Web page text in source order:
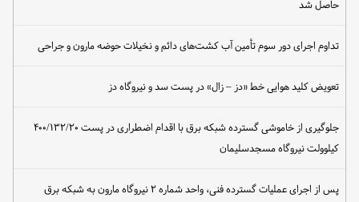
حاصل شد
تداوم اجرای دور سوم تأمین آب کشت‌های دائم و نخیلات حوضه مارون و جراحی
تعویض کلید هوایی خط «دز – زال» در پست سد و نیروگاه دز
جلوگیری از خاموشی گسترده شبکه برق با اقدام اضطراری در پست ۴۰۰/۱۳۲/۲۰
کیلوولت نیروگاه مسجدسلیمان
پس از اجرای عملیات گسترده فنی، واحد شماره ۲ نیروگاه مارون به شبکه برق